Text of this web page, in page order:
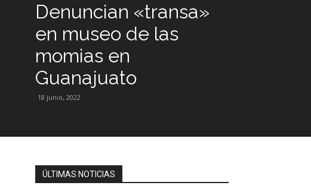
Denuncian «transa»
en museo de las
momias en
Guanajuato
18 junio, 2022
ÚLTIMAS NOTICIAS